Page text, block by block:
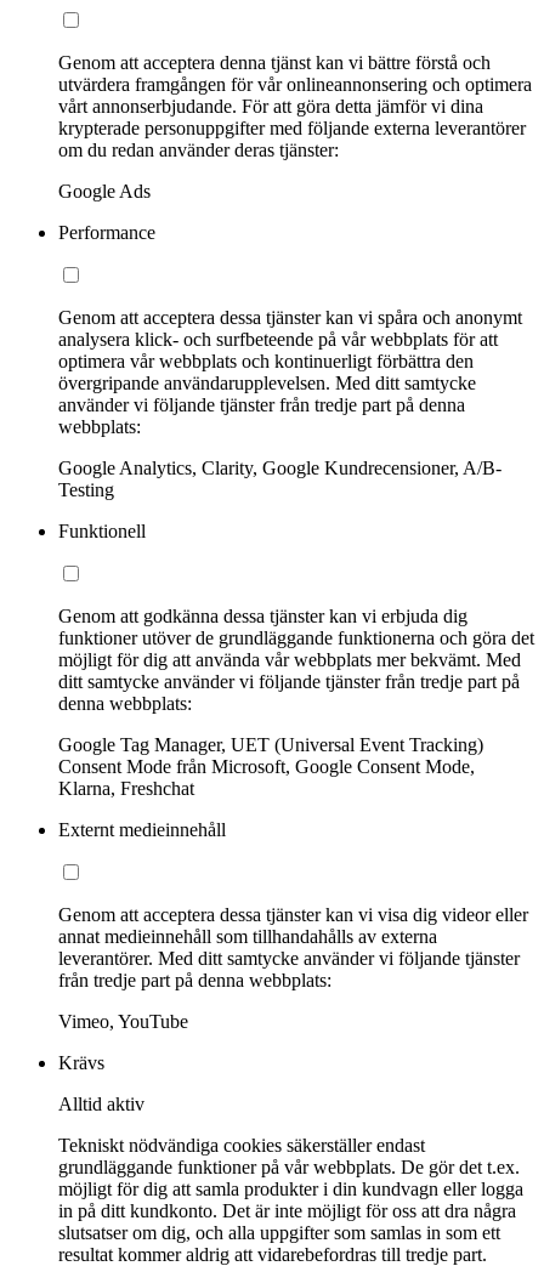
Genom att acceptera denna tjänst kan vi bättre förstå och
utvärdera framgången för vår onlineannonsering och optimera
vårt annonserbjudande. För att göra detta jämför vi dina
krypterade personuppgifter med följande externa leverantörer
om du redan använder deras tjänster:
Google Ads
Performance
Genom att acceptera dessa tjänster kan vi spåra och anonymt
analysera klick- och surfbeteende på vår webbplats för att
optimera vår webbplats och kontinuerligt förbättra den
övergripande användarupplevelsen. Med ditt samtycke
använder vi följande tjänster från tredje part på denna
webbplats:
Google Analytics, Clarity, Google Kundrecensioner, A/B-
Testing
Funktionell
Genom att godkänna dessa tjänster kan vi erbjuda dig
funktioner utöver de grundläggande funktionerna och göra det
möjligt för dig att använda vår webbplats mer bekvämt. Med
ditt samtycke använder vi följande tjänster från tredje part på
denna webbplats:
Google Tag Manager, UET (Universal Event Tracking)
Consent Mode från Microsoft, Google Consent Mode,
Klarna, Freshchat
Externt medieinnehåll
Genom att acceptera dessa tjänster kan vi visa dig videor eller
annat medieinnehåll som tillhandahålls av externa
leverantörer. Med ditt samtycke använder vi följande tjänster
från tredje part på denna webbplats:
Vimeo, YouTube
Krävs
Alltid aktiv
Tekniskt nödvändiga cookies säkerställer endast
grundläggande funktioner på vår webbplats. De gör det t.ex.
möjligt för dig att samla produkter i din kundvagn eller logga
in på ditt kundkonto. Det är inte möjligt för oss att dra några
slutsatser om dig, och alla uppgifter som samlas in som ett
resultat kommer aldrig att vidarebefordras till tredje part.